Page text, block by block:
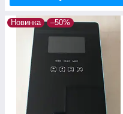
Новинка –50%